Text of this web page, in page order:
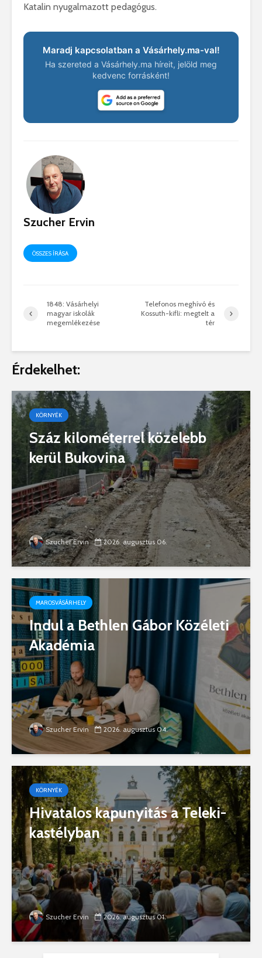
Katalin nyugalmazott pedagógus.
Maradj kapcsolatban a Vásárhely.ma-val!
Ha szereted a Vásárhely.ma híreit, jelöld meg
kedvenc forrásként!
Szucher Ervin
ÖSSZES ÍRÁSA
1848: Vásárhelyi
magyar iskolák
megemlékezése
Telefonos meghívó és
Kossuth-kifli: megtelt a
tér
Érdekelhet:
KÖRNYÉK
Száz kilométerrel közelebb
kerül Bukovina
Szucher Ervin 2026. augusztus 06.
MAROSVÁSÁRHELY
Indul a Bethlen Gábor Közéleti
Akadémia
Szucher Ervin 2026. augusztus 04.
KÖRNYÉK
Hivatalos kapunyitás a Teleki-
kastélyban
Szucher Ervin 2026. augusztus 01.